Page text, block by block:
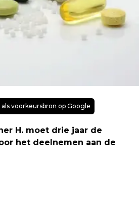
voorkeursbron op Google
H. moet drie jaar de
het deelnemen aan de